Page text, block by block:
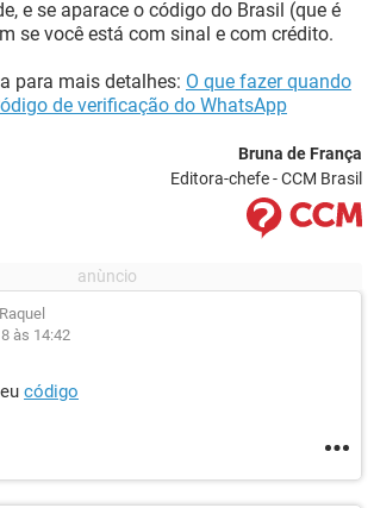
e se aparace o código do Brasil (que é
se você está com sinal e com crédito.
para mais detalhes: O que fazer quando
de verificação do WhatsApp
Bruna de França
Editora-chefe - CCM Brasil
Raquel
às 14:42
código